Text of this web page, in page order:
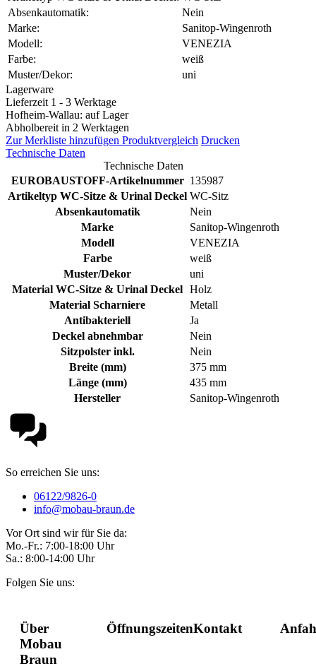
Absenkautomatik:
Nein
Marke:
Sanitop-Wingenroth
Modell:
VENEZIA
Farbe:
weiß
Muster/Dekor:
uni
Lagerware
Lieferzeit 1 - 3 Werktage
Hofheim-Wallau: auf Lager
Abholbereit in 2 Werktagen
Zur Merkliste hinzufügen Produktvergleich Drucken
Technische Daten
Technische Daten
EUROBAUSTOFF-Artikelnummer 135987
Artikeltyp WC-Sitze & Urinal Deckel WC-Sitz
Absenkautomatik
Nein
Marke
Sanitop-Wingenroth
Modell
VENEZIA
Farbe
weiß
Muster/Dekor
uni
Material WC-Sitze & Urinal Deckel Holz
Material Scharniere
Metall
Antibakteriell
Ja
Deckel abnehmbar
Nein
Sitzpolster inkl.
Nein
Breite (mm)
375 mm
Länge (mm)
435 mm
Hersteller
Sanitop-Wingenroth
So erreichen Sie uns:
06122/9826-0
info@mobau-braun.de
Vor Ort sind wir für Sie da:
Mo.-Fr.: 7:00-18:00 Uhr
Sa.: 8:00-14:00 Uhr
Folgen Sie uns:
Über
Mobau
Braun
ÖffnungszeitenKontakt